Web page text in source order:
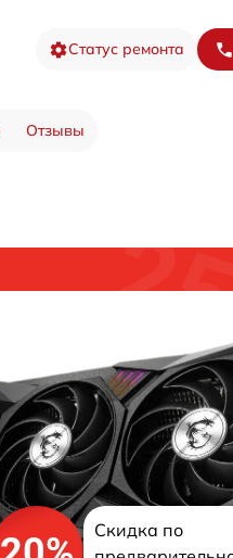
Статус ремонта
Отзывы
Скидка по